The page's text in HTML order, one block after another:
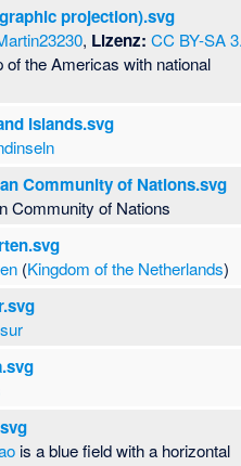
projection).svg
, Lizenz: CC BY-SA
of the Americas with national
Islands.svg
Community of Nations.svg
Community of Nations
(Kingdom of the Netherlands)
is a blue field with a horizontal